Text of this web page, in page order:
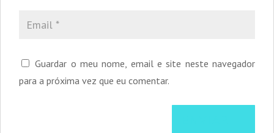
Guardar o meu nome, email e site neste navegador
para a próxima vez que eu comentar.